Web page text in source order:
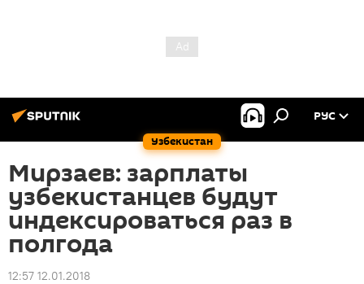
Узбекистан
РУС
Мирзаев: зарплаты
узбекистанцев будут
индексироваться раз в
полгода
12:57 12.01.2018